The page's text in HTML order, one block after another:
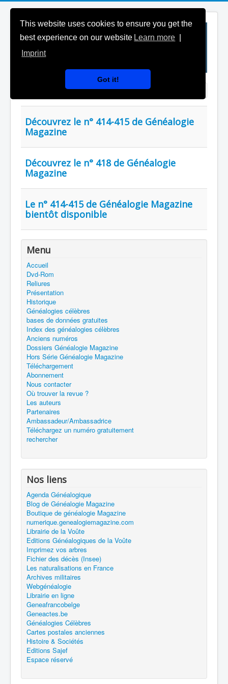
This website uses cookies to ensure you get the
best experience on our website Learn more
Imprint
Got it!
Saisir partie du titre Affichage #
Découvrez le n° 414-415 de Généalogie
Magazine
Découvrez le n° 418 de Généalogie
Magazine
Le n° 414-415 de Généalogie Magazine
bientôt disponible
Menu
Accueil
Dvd-Rom
Reliures
Présentation
Historique
Généalogies célèbres
bases de données gratuites
Index des généalogies célèbres
Anciens numéros
Dossiers Généalogie Magazine
Hors Série Généalogie Magazine
Téléchargement
Abonnement
Nous contacter
Où trouver la revue ?
Les auteurs
Partenaires
Ambassadeur/Ambassadrice
Téléchargez un numéro gratuitement
rechercher
Nos liens
Agenda Généalogique
Blog de Généalogie Magazine
Boutique de généalogie Magazine
numerique.genealogiemagazine.com
Librairie de la Voûte
Editions Généalogiques de la Voûte
Imprimez vos arbres
Fichier des décès (Insee)
Les naturalisations en France
Archives militaires
Webgénéalogie
Librairie en ligne
Geneafrancobelge
Geneactes.be
Généalogies Célèbres
Cartes postales anciennes
Histoire & Sociétés
Editions Sajef
Espace réservé